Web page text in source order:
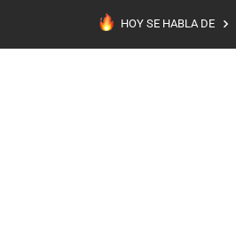
HOY SE HABLA DE